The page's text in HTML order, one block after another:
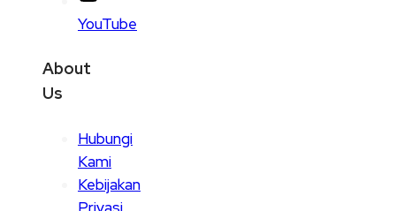
YouTube
About
Us
Hubungi
Kami
Kebijakan